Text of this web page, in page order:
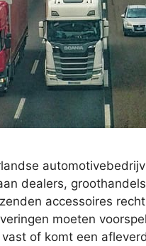
dealers,
accessoires
moeten
of komt een